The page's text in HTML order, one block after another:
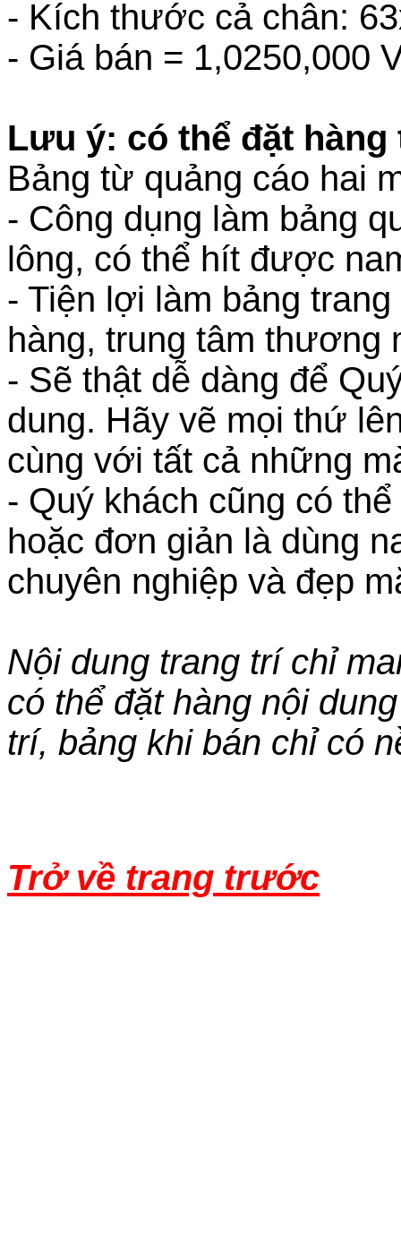
- Kích thước cả chân:
- Giá bán = 1,0250,000
Lưu ý: có thể đặt
Bảng từ quảng cáo hai
- Công dụng làm bảng
lông, có thể hít được
- Tiện lợi làm bảng
hàng, trung tâm thương
- Sẽ thật dễ dàng để
dung. Hãy vẽ mọi thứ
cùng với tất cả những
- Quý khách cũng có
hoặc đơn giản là dùng
chuyên nghiệp và đẹp
Nội dung trang trí chỉ
có thể đặt hàng nội
trí, bảng khi bán chỉ có
Trở về trang trước